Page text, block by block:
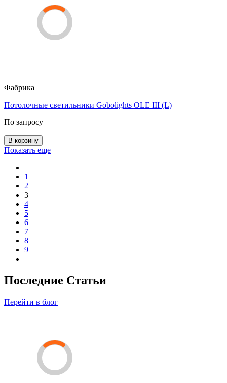
Фабрика
Потолочные светильники Gobolights OLE III (L)
По запросу
В корзину
Показать еще
1
2
3
4
5
6
7
8
9
Последние Статьи
Перейти в блог